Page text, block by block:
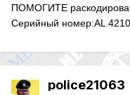
ПОМОГИТЕ
Серийный номер:AL
police21063